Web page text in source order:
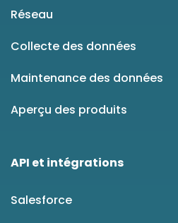
Réseau
Collecte des données
Maintenance des données
Aperçu des produits
API et intégrations
Salesforce